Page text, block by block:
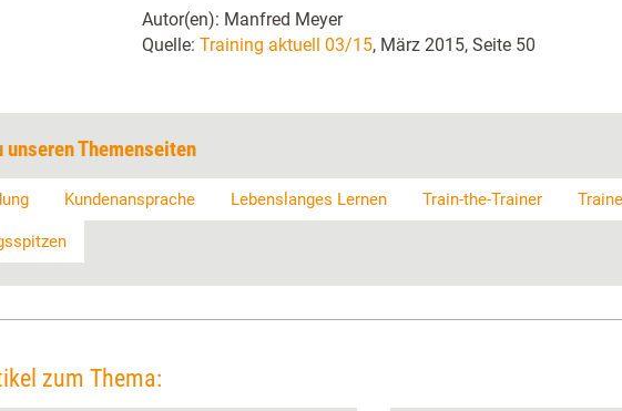
Autor(en): Manfred Meyer
Quelle: Training aktuell 03/15, März 2015, Seite 50
unseren Themenseiten
Kundenansprache Lebenslanges Lernen Train-the-Trainer
zum Thema: